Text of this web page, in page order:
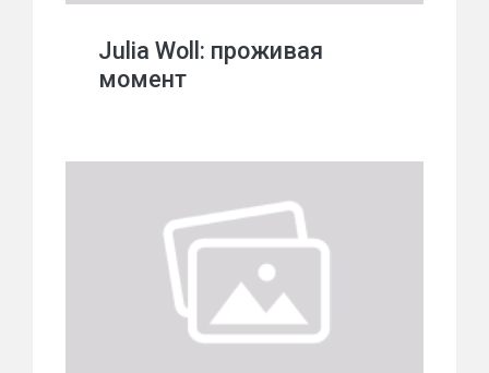
Julia Woll: проживая
момент